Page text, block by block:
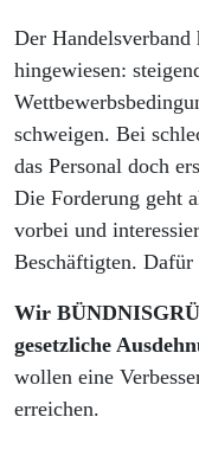
Der
hingewiesen:
schweigen. Bei
das Personal doch
Die Forderung geht
vorbei und
Beschäftigten. Dafür
Wir
gesetzliche
wollen eine
erreichen.